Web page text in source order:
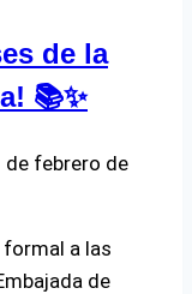
de la
📚✨
de febrero de
a las
de